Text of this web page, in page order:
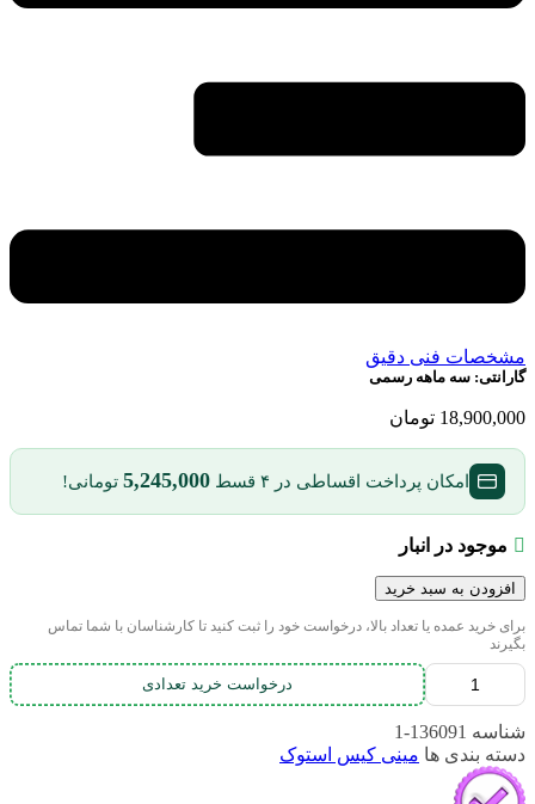
مشخصات فنی دقیق
گارانتی: سه ماهه رسمی
18,900,000 تومان
امکان پرداخت اقساطی در ۴ قسط 5,245,000 تومانی!
موجود در انبار
افزودن به سبد خرید
برای خرید عمده یا تعداد بالا، درخواست خود را ثبت کنید تا کارشناسان با شما تماس
بگیرند
درخواست خرید تعدادی
شناسه 136091-1
دسته بندی ها مینی کیس استوک